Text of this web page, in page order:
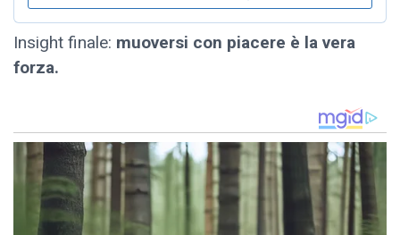
Insight finale: muoversi con piacere è la vera
forza.